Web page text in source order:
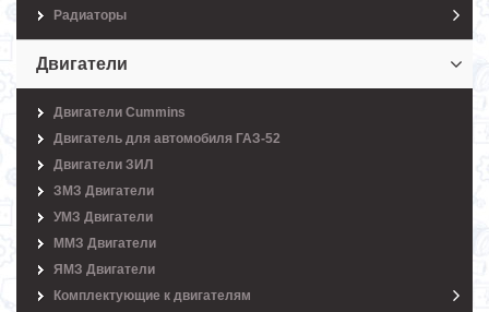
Радиаторы
Двигатели
Двигатели Cummins
Двигатель для автомобиля ГАЗ-52
Двигатели ЗИЛ
ЗМЗ Двигатели
УМЗ Двигатели
ММЗ Двигатели
ЯМЗ Двигатели
Комплектующие к двигателям